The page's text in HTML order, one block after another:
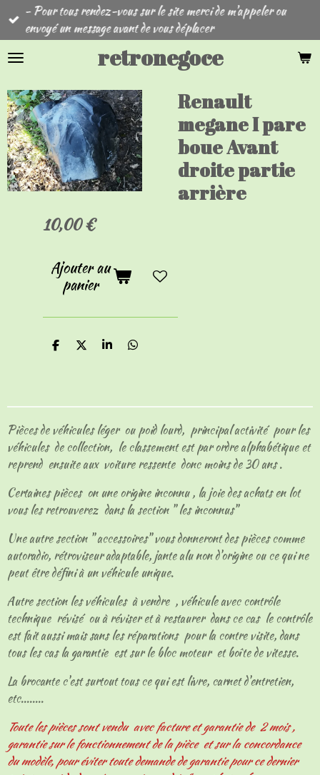
Passer
principal
retronegoce
- Pour tous rendez-vous sur le site merci de m'appeler ou
envoyé un message avant de vous déplacer
Renault
megane I pare
boue Avant
droite partie
arrière
10,00 €
Ajouter au
panier
P
g
r
P
g
r
P
g
r
P
g
r
Pièces de véhicules léger ou poid lourd, principal activité pour les
véhicules de collection, le classement est par ordre alphabétique et
reprend ensuite aux voiture ressente donc moins de 30 ans .
Certaines pièces on une origine inconnu , la joie des achats en lot
vous les retrouverez dans la section " les inconnus"
Une autre section " accessoires" vous donneront des pièces comme
autoradio, rétroviseur adaptable, jante alu non d'origine ou ce qui ne
peut être défini à un véhicule unique.
Autre section les véhicules à vendre , véhicule avec contrôle
technique révisé ou à réviser et à restaurer dans ce cas le contrôle
est fait aussi mais sans les réparations pour la contre visite, dans
tous les cas la garantie est sur le bloc moteur et boîte de vitesse.
La brocante c'est surtout tous ce qui est livre, carnet d'entretien,
etc........
Toute les pièces sont vendu avec facture et garantie de 2 mois ,
garantie sur le fonctionnement de la pièce et sur la concordance
du modèle, pour éviter toute demande de garantie pour ce dernier